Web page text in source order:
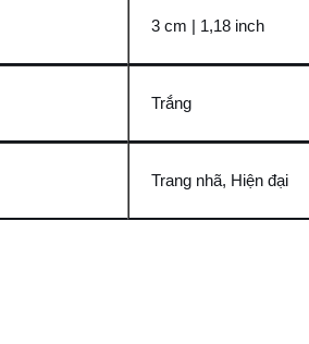
3 cm | 1,18 inch
Trắng
Trang nhã, Hiện đại